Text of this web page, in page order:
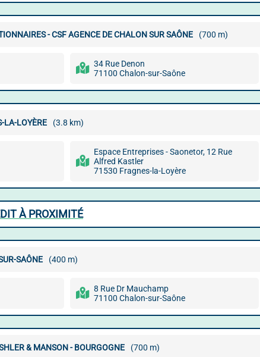
- CSF AGENCE DE CHALON SUR SAÔNE (700 m)
34 Rue Denon
71100 Chalon-sur-Saône
LA-LOYÈRE (3.8 km)
Espace Entreprises - Saonetor, 12 Rue
Alfred Kastler
71530 Fragnes-la-Loyère
À PROXIMITÉ
SAÔNE (400 m)
8 Rue Dr Mauchamp
71100 Chalon-sur-Saône
& MANSON - BOURGOGNE (700 m)